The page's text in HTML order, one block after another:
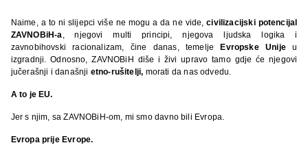
Naime, a to ni slijepci više ne mogu a da ne vide,civilizacijski potencijal
ZAVNOBiH-a
, njegovi multi principi, njegova ljudska logika i
zavnobihovski racionalizam, čine danas, temeljeEvropske Unijeu
izgradnji. Odnosno, ZAVNOBiH diše i živi upravo tamo gdje će njegovi
jučerašnji i današnji etno-rušitelji, morati da nas odvedu.
A to je EU.
Jer s njim, sa ZAVNOBiH-om, mi smo davno bili Evropa.
Evropa prije Evrope.